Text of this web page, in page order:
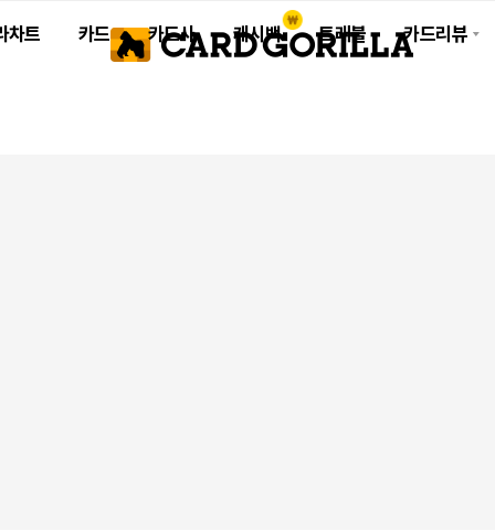
차트 카드 카드사 캐시백 트래블 카드리뷰